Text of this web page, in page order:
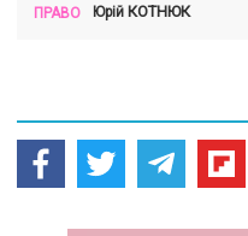
ПРАВО Юрій КОТНЮК